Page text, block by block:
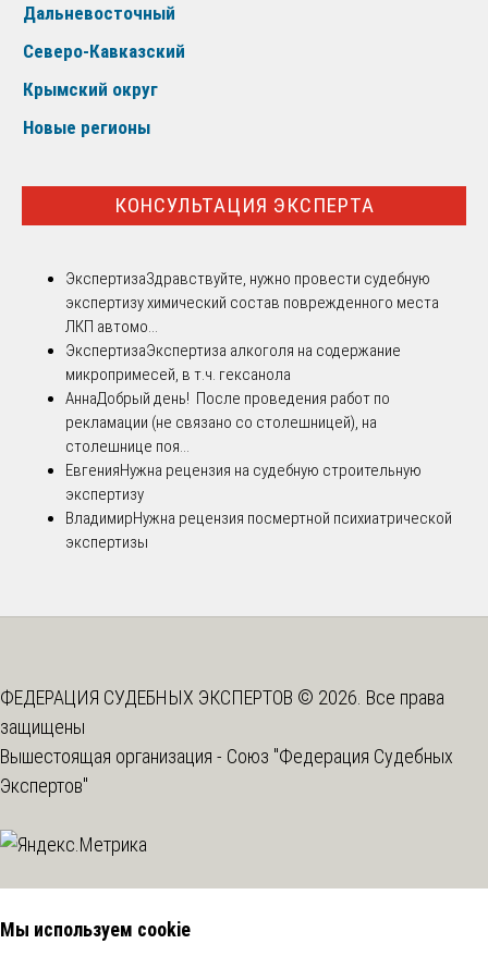
Дальневосточный
Северо-Кавказский
Крымский округ
Новые регионы
КОНСУЛЬТАЦИЯ ЭКСПЕРТА
ЭкспертизаЗдравствуйте, нужно провести судебную
экспертизу химический состав поврежденного места
ЛКП автомо...
ЭкспертизаЭкспертиза алкоголя на содержание
микропримесей, в т.ч. гексанола
АннаДобрый день! После проведения работ по
рекламации (не связано со столешницей), на
столешнице поя...
ЕвгенияНужна рецензия на судебную строительную
экспертизу
ВладимирНужна рецензия посмертной психиатрической
экспертизы
ФЕДЕРАЦИЯ СУДЕБНЫХ ЭКСПЕРТОВ © 2026. Все права
защищены
Вышестоящая организация - Союз "Федерация Судебных
Экспертов"
Мы используем cookie